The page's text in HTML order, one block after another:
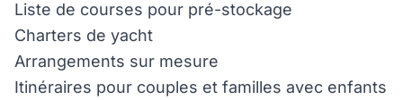
Liste de courses pour pré-stockage
Charters de yacht
Arrangements sur mesure
Itinéraires pour couples et familles avec enfants